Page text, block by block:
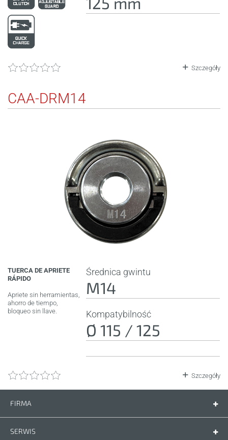
Szczegóły
CAA-DRM14
TUERCA DE APRIETE
RÁPIDO
Apriete sin herramientas,
ahorro de tiempo,
bloqueo sin llave.
Średnica gwintu
M14
Kompatybilność
Ø 115 / 125
Szczegóły
FIRMA
SERWIS